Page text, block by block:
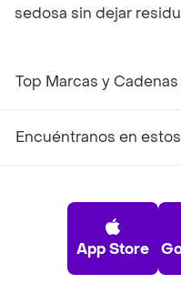
sedosa sin dejar
Top Marcas y
Encuéntranos en
App Store